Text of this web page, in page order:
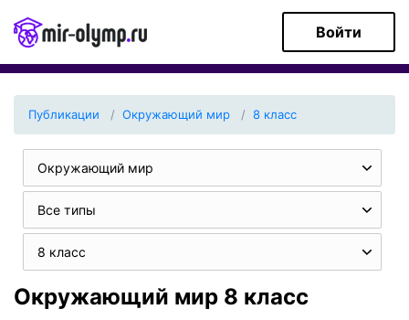
Войти
Публикации Окружающий мир 8 класс
Окружающий мир
Все типы
8 класс
Окружающий мир 8 класс